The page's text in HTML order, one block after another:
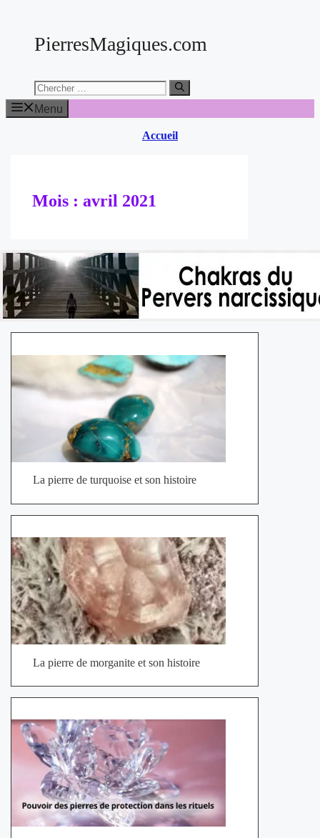
contenuPierresMagiques.com
Chercher:
Menu
Accueil
Mois : avril 2021
La pierre de turquoise et son histoire
La pierre de morganite et son histoire